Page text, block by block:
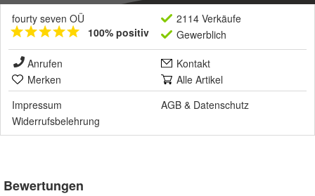
fourty seven OÜ
100% positiv
2114 Verkäufe
Gewerblich
Anrufen
Kontakt
Merken
Alle Artikel
Impressum
AGB & Datenschutz
Widerrufsbelehrung
Bewertungen